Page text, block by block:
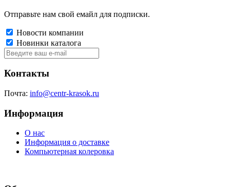
Отправьте нам свой емайл для подписки.
Новости компании
Новинки каталога
Контакты
Почта: info@centr-krasok.ru
Информация
О нас
Информация о доставке
Компьютерная колеровка